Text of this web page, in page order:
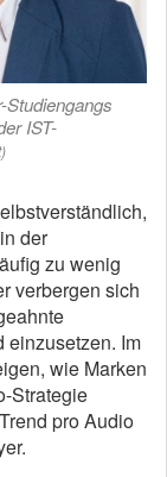
IST-
der
zu wenig
verbergen sich
einzusetzen. Im
wie Marken
Strategie
pro Audio